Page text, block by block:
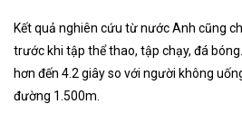
Kết quả nghiên cứu từ nước Anh cũng
trước khi tập thể thao, tập chạy, đá
hơn đến 4.2 giây so với người không
đường 1.500m.